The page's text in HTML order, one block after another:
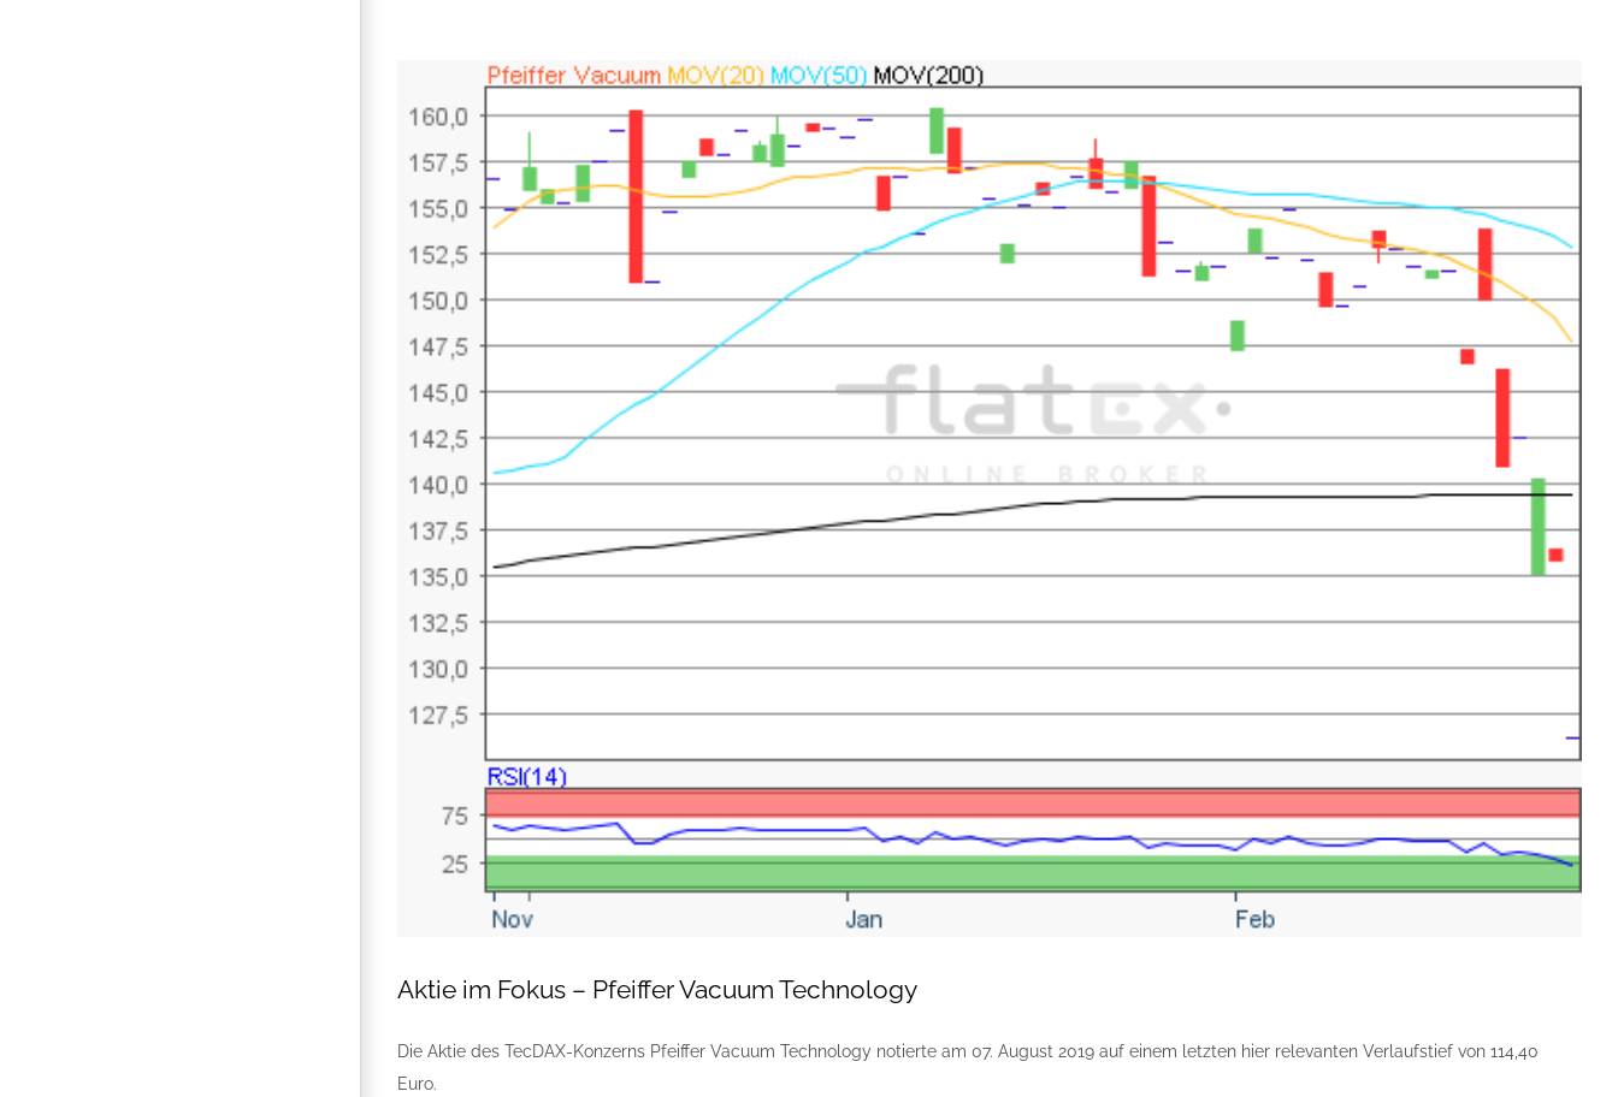
Aktie im Fokus – Pfeiffer Vacuum Technology
Die Aktie des TecDAX-Konzerns Pfeiffer Vacuum Technology notierte am 07. August 2019 auf einem letzten hier relevanten Verlaufstief von 114,40
Euro.